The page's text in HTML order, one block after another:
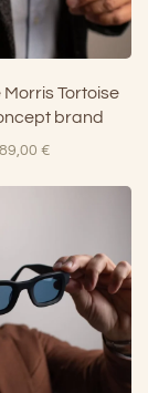
Tortoise
brand
89,00 €